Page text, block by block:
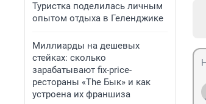
Туристка поделилась личным
опытом отдыха в Геленджике
Миллиарды на дешевых
стейках: сколько
зарабатывают fix-price-
рестораны «The Бык» и как
устроена их франшиза